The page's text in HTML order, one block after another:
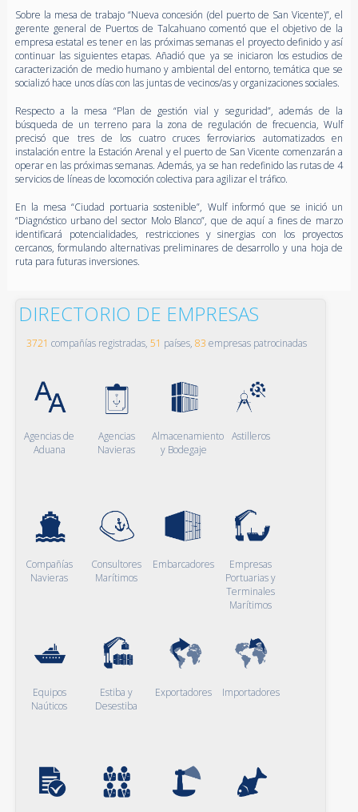
Sobre la mesa de trabajo “Nueva concesión (del puerto de San Vicente)”, el
gerente general de Puertos de Talcahuano comentó que el objetivo de la
empresa estatal es tener en las próximas semanas el proyecto definido y así
continuar las siguientes etapas. Añadió que ya se iniciaron los estudios de
caracterización de medio humano y ambiental del entorno, temática que se
socializó hace unos días con las juntas de vecinos/as y organizaciones sociales.
Respecto a la mesa “Plan de gestión vial y seguridad”, además de la
búsqueda de un terreno para la zona de regulación de frecuencia, Wulf
precisó que tres de los cuatro cruces ferroviarios automatizados en
instalación entre la Estación Arenal y el puerto de San Vicente comenzarán a
operar en las próximas semanas. Además, ya se han redefinido las rutas de 4
servicios de líneas de locomoción colectiva para agilizar el tráfico.
En la mesa “Ciudad portuaria sostenible”, Wulf informó que se inició un
“Diagnóstico urbano del sector Molo Blanco”, que de aquí a fines de marzo
identificará potencialidades, restricciones y sinergias con los proyectos
cercanos, formulando alternativas preliminares de desarrollo y una hoja de
ruta para futuras inversiones.
DIRECTORIO DE EMPRESAS
3721 compañías registradas, 51 países, 83 empresas patrocinadas
Agencias de
Aduana
Agencias
Navieras
Almacenamiento
y Bodegaje
Astilleros
Compañías
Navieras
Consultores
Marítimos
Embarcadores
Empresas
Portuarias y
Terminales
Marítimos
Equipos
Naúticos
Estiba y
Desestiba
Exportadores Importadores